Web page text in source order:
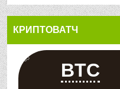
КРИПТОВАТЧ